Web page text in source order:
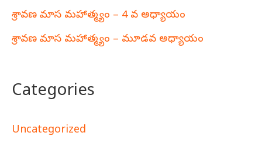
శ్రావణ మాస మహాత్మ్యం – 4 వ అధ్యాయం
శ్రావణ మాస మహాత్మ్యం – మూడవ అధ్యాయం
Categories
Uncategorized